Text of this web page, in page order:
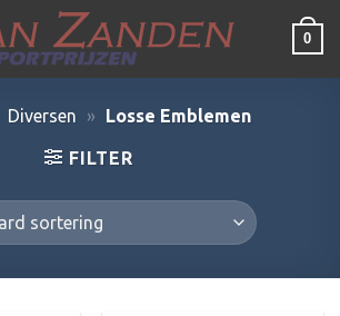
0
Diversen » Losse Emblemen
FILTER